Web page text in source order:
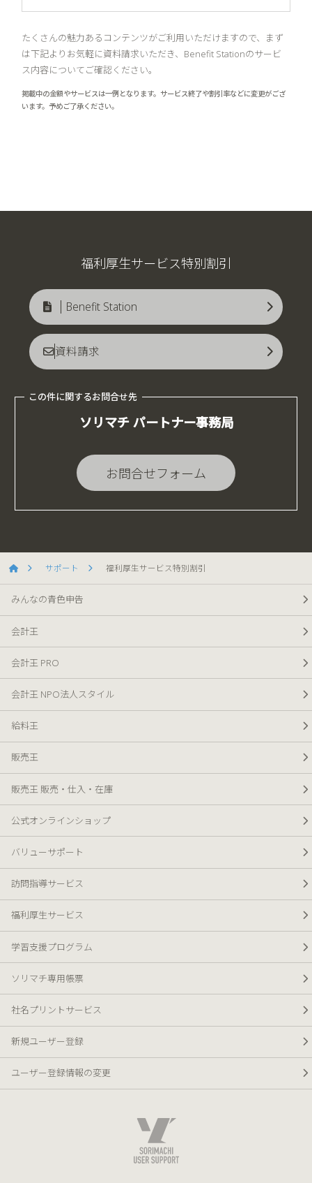
たくさんの魅力あるコンテンツがご利用いただけますので、まず
は下記よりお気軽に資料請求いただき、Benefit Stationのサービ
ス内容についてご確認ください。
掲載中の金額やサービスは一例となります。サービス終了や割引率などに変更がござ
います。予めご了承ください。
福利厚生サービス特別割引
Benefit Station
資料請求
ソリマチ パートナー事務局
お問合せフォーム
サポート 福利厚生サービス特別割引
みんなの青色申告
会計王
会計王 PRO
会計王 NPO法人スタイル
給料王
販売王
販売王 販売・仕入・在庫
公式オンラインショップ
バリューサポート
訪問指導サービス
福利厚生サービス
学習支援プログラム
ソリマチ専用帳票
社名プリントサービス
新規ユーザー登録
ユーザー登録情報の変更